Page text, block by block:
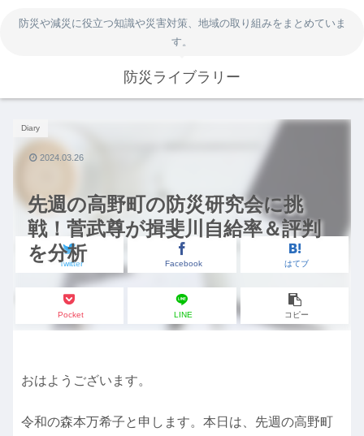
防災や減災に役立つ知識や災害対策、地域の取り組みをまとめていま
す。
防災ライブラリー
先週の高野町の防災研究会に挑
戦！菅武尊が揖斐川自給率＆評判
を分析
Diary
Twitter Facebook はてブ
Pocket LINE コピー
2024.03.26
おはようございます。
令和の森本万希子と申します。本日は、先週の高野町